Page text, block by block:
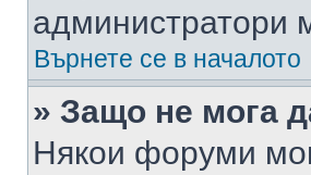
администратори
Върнете се в началото
» Защо не мога
Някои форуми